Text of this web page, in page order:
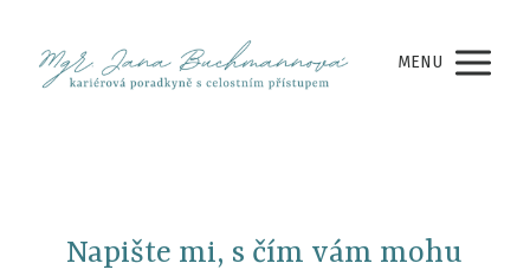
MENU
Napište mi, s čím vám mohu